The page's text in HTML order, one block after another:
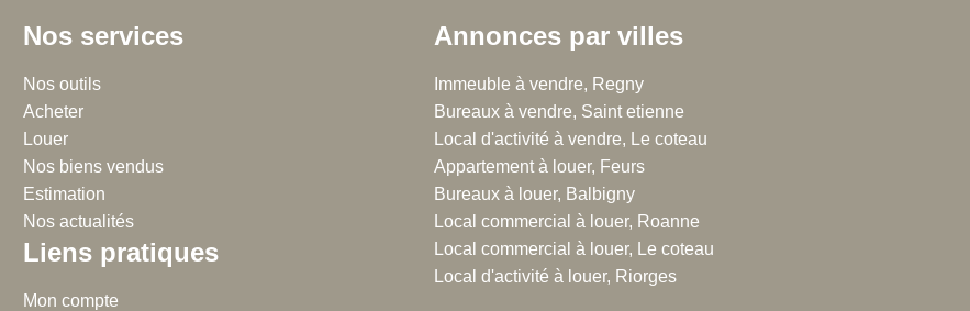
Chalton Dubanchet - Roanne
38 rue Emile Noirot
42300 Roanne
04.77.60.44.16
Régie Chalton Dubanchet Grandeau
38 rue Emile Noirot
42300 Roanne
04.77.60.44.16
Nos services
Nos outils
Acheter
Louer
Nos biens vendus
Estimation
Nos actualités
Liens pratiques
Mon compte
Annonces par villes
Immeuble à vendre, Regny
Bureaux à vendre, Saint etienne
Local d'activité à vendre, Le coteau
Appartement à louer, Feurs
Bureaux à louer, Balbigny
Local commercial à louer, Roanne
Local commercial à louer, Le coteau
Local d'activité à louer, Riorges